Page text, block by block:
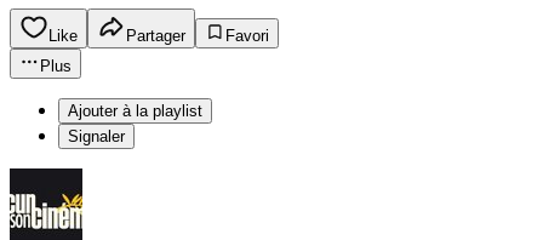
Like Partager
Favori
Plus
Ajouter à la playlist
Signaler